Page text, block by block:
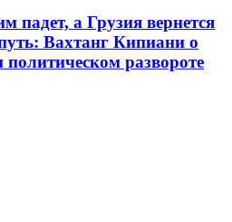
падет, а Грузия вернется
Вахтанг Кипиани о
политическом развороте